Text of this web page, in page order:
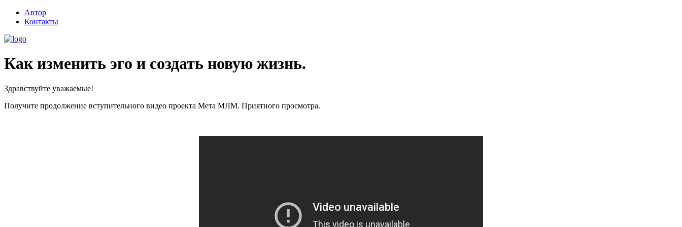
Автор
Контакты
Как изменить эго и создать новую жизнь.
Здравствуйте уважаемые!
Получите продолжение вступительного видео проекта Мета МЛМ. Приятного просмотра.